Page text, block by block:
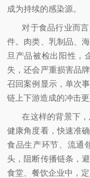
成为持续的感染源。
对于食品行业而言
件。肉类、乳制品、
旦产品被检出阳性，
失，还会严重损害品
召回案例显示，单次
链上下游造成的冲击更
在这样的背景下，
健康角度看，快速准
食品生产环节、流通
头，阻断传播链条，
食堂、餐饮企业中，